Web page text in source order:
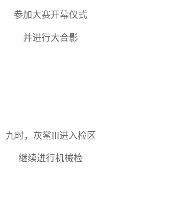
参加大赛开幕仪式
并进行大合影
九时，灰鲨III进入检区
继续进行机械检